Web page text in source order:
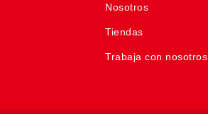
Nosotros
Tiendas
Trabaja con nosotros